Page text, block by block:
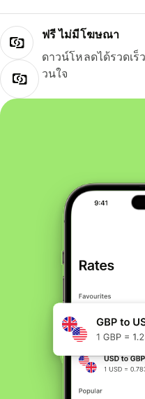
ฟรี ไม่มีโฆษณา
ดาวน์โหลดได้รวดเ
วนใจ